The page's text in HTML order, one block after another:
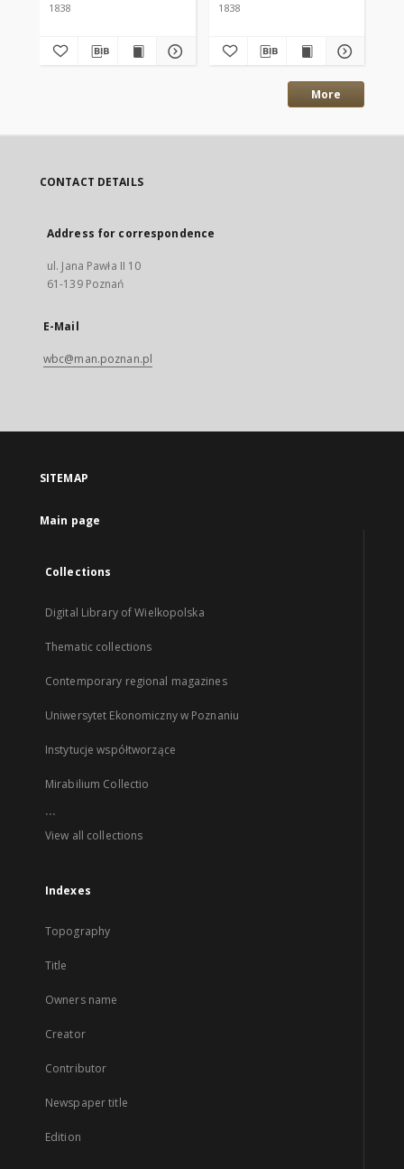
1838
moralne
1838
More
CONTACT DETAILS
Address for correspondence
ul. Jana Pawła II 10
61-139 Poznań
E-Mail
wbc@man.poznan.pl
SITEMAP
Main page
Collections
Digital Library of Wielkopolska
Thematic collections
Contemporary regional magazines
Uniwersytet Ekonomiczny w Poznaniu
Instytucje współtworzące
Mirabilium Collectio
...
View all collections
Indexes
Topography
Title
Owners name
Creator
Contributor
Newspaper title
Edition